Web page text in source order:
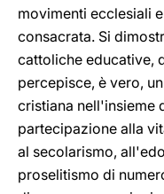
movimenti ecclesiali
consacrata. Si
cattoliche educative,
percepisce, è vero,
cristiana nell'insieme
partecipazione alla
al secolarismo,
proselitismo di